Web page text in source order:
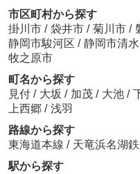
市区町村から探す
掛川市 / 袋井市 / 菊川市 /
静岡市駿河区 / 静岡市清
牧之原市
町名から探す
見付 / 大坂 / 加茂 / 大池 /
上西郷 / 浅羽
路線から探す
東海道本線 / 天竜浜名湖
駅から探す